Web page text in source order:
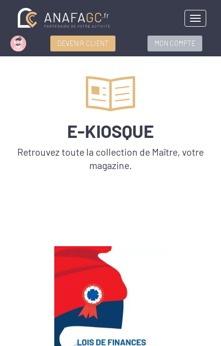
Menu
DEVENIR CLIENT MON COMPTE
E-KIOSQUE
Retrouvez toute la collection de Maître, votre
magazine.